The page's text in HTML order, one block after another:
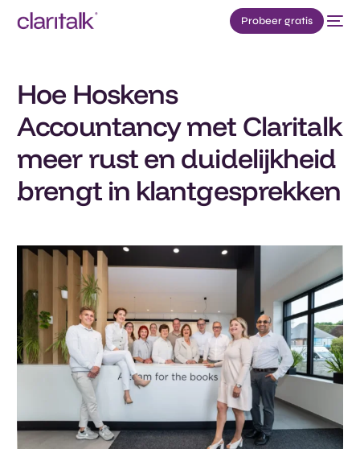
Probeer gratis
Hoe Hoskens
Accountancy met Claritalk
meer rust en duidelijkheid
brengt in klantgesprekken